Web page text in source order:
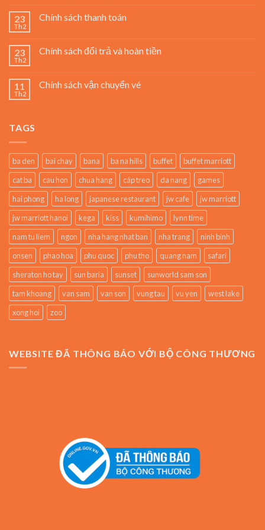
23
Th2
Chính sách thanh toán
23
Th2
Chính sách đổi trả và hoàn tiền
11
Th2
Chính sách vận chuyển vé
TAGS
ba den bai chay bana ba na hills buffet
buffet marriott
cat ba
cau hon chua hang cáp treo da nang
games
hai phong
ha long japanese restaurant jw cafe
jw marriott
jw marriott hanoi
kega kiss kumihimo
lynn time
nam tu liem
ngon nha hang nhat ban nha trang
ninh binh
onsen
phao hoa phu quoc phu tho quang nam
safari
sheraton ho tay
sun baria sunset
sunworld sam son
tam khoang
van sam van son vung tau vu yen
west lake
xong hoi
zoo
WEBSITE ĐÃ THÔNG BÁO VỚI BỘ CÔNG THƯƠNG